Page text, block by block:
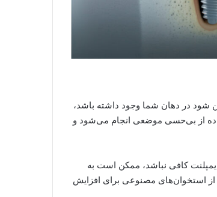
شود در دهان شما وجود داشته باشد،
از بی‌حسی موضعی انجام می‌شود و
کافی نباشد، ممکن است به
از استخوان‌های مصنوعی برای افزایش